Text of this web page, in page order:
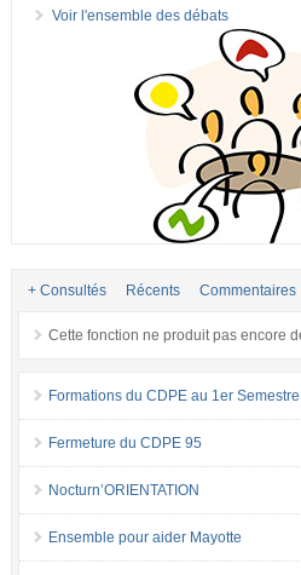
Voir l'ensemble des débats
+ Consultés Récents Commentaires
Cette fonction ne produit pas encore
Formations du CDPE au 1er
Fermeture du CDPE 95
Nocturn’ORIENTATION
Ensemble pour aider Mayotte